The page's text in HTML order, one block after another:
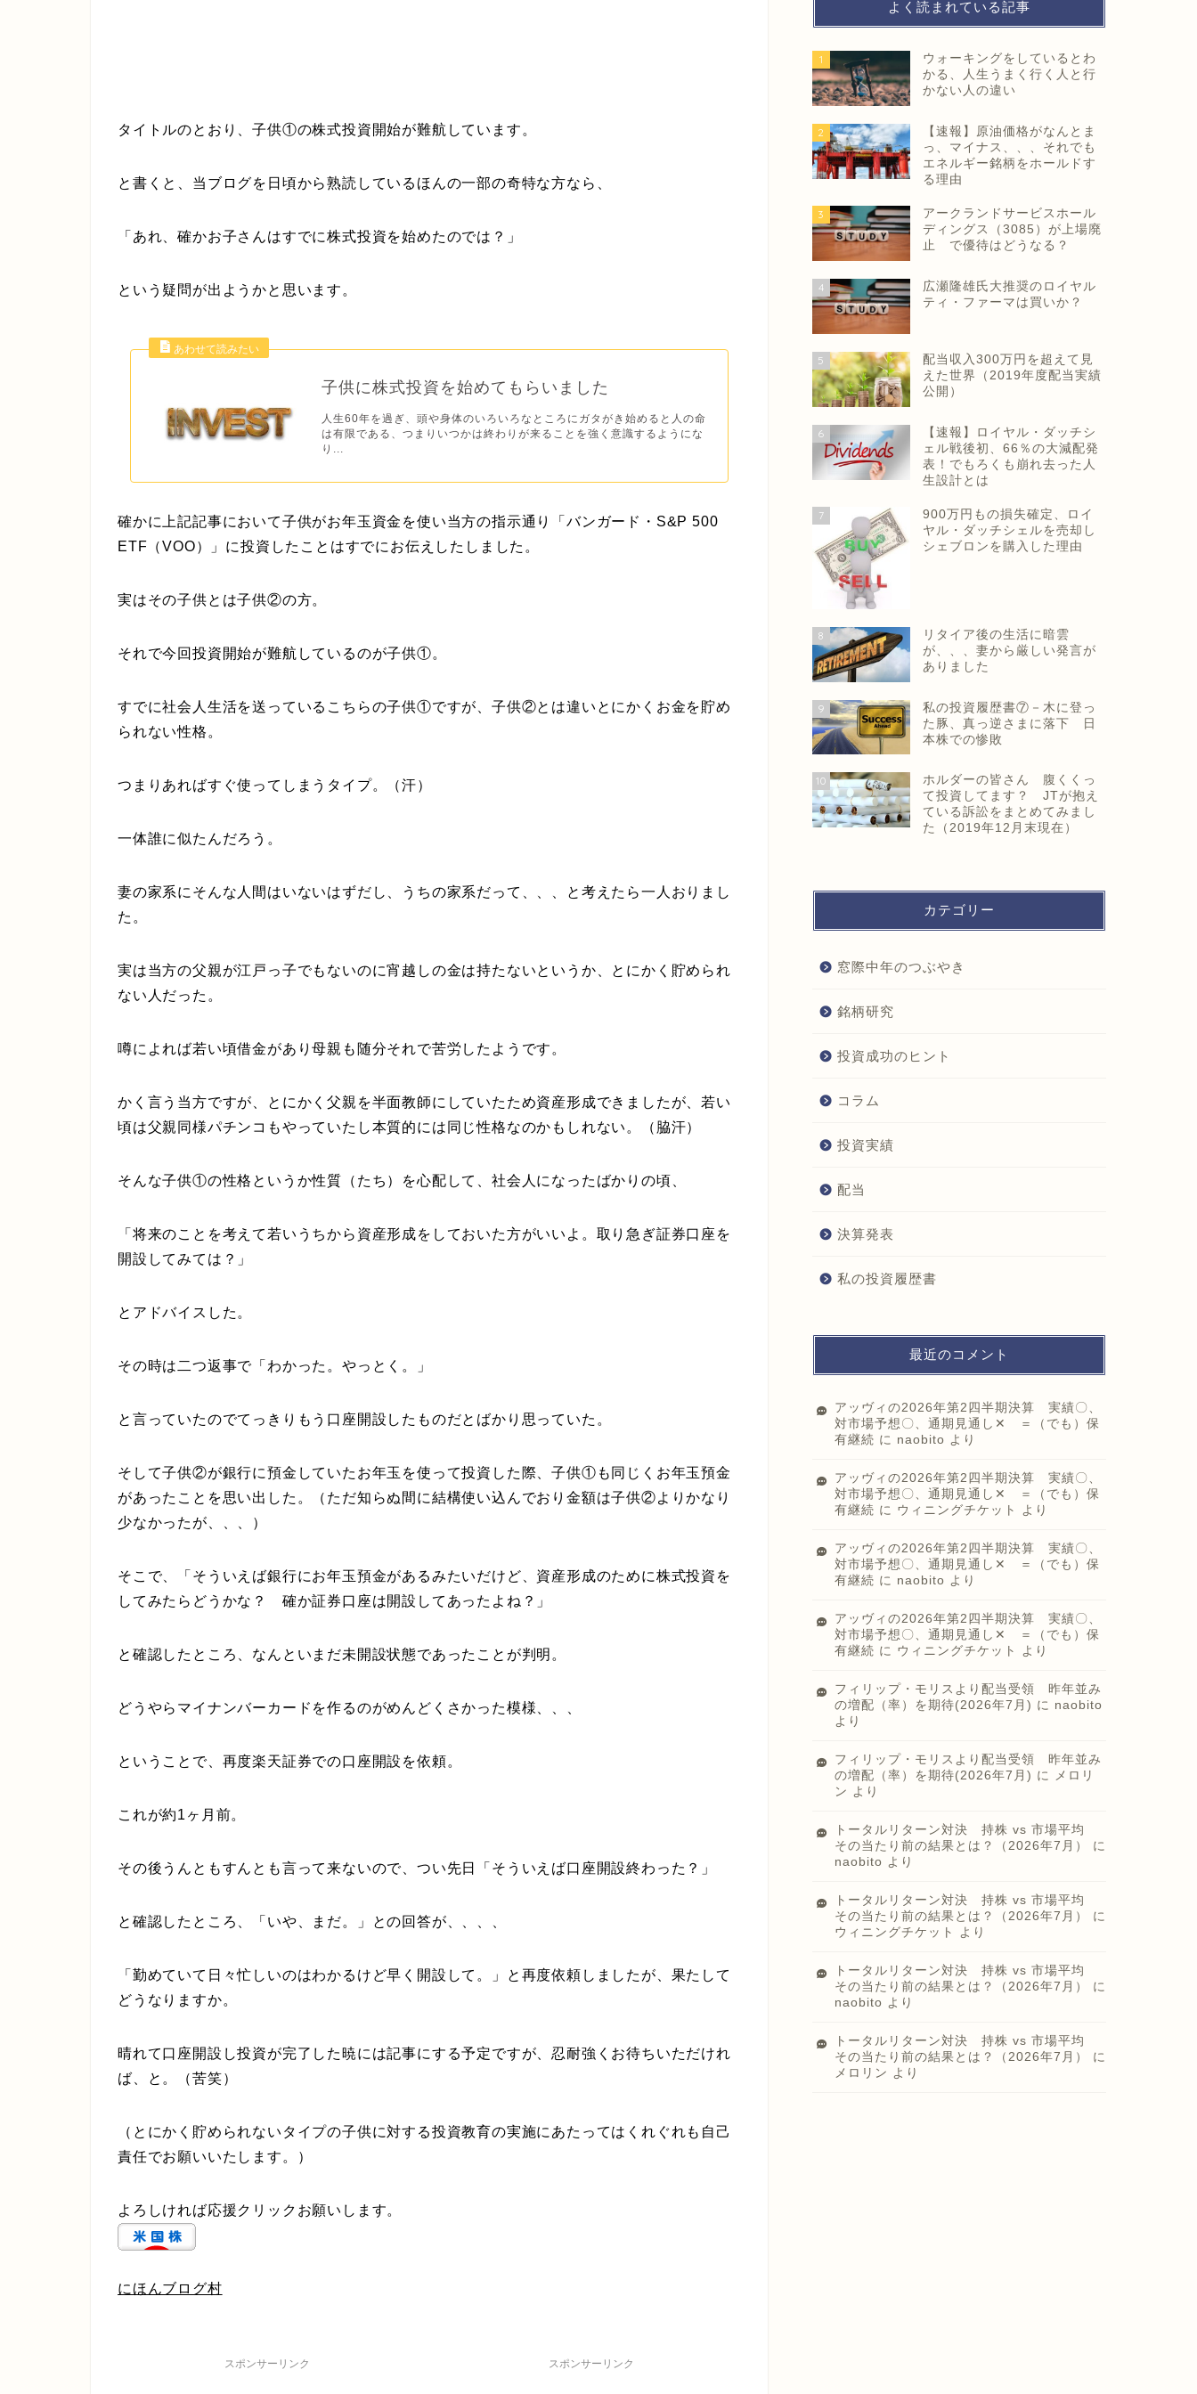
タイトルのとおり、子供①の株式投資開始が難航しています。
と書くと、当ブログを日頃から熟読しているほんの一部の奇特な方なら、
「あれ、確かお子さんはすでに株式投資を始めたのでは？」
という疑問が出ようかと思います。
子供に株式投資を始めてもらいました
人生60年を過ぎ、頭や身体のいろいろなところにガタがき始めると人の命
は有限である、つまりいつかは終わりが来ることを強く意識するようにな
り...
確かに上記記事において子供がお年玉資金を使い当方の指示通り「バンガード・S&P 500
ETF（VOO）」に投資したことはすでにお伝えしたしました。
実はその子供とは子供②の方。
それで今回投資開始が難航しているのが子供①。
すでに社会人生活を送っているこちらの子供①ですが、子供②とは違いとにかくお金を貯め
られない性格。
つまりあればすぐ使ってしまうタイプ。（汗）
一体誰に似たんだろう。
妻の家系にそんな人間はいないはずだし、うちの家系だって、、、と考えたら一人おりまし
た。
実は当方の父親が江戸っ子でもないのに宵越しの金は持たないというか、とにかく貯められ
ない人だった。
噂によれば若い頃借金があり母親も随分それで苦労したようです。
かく言う当方ですが、とにかく父親を半面教師にしていたため資産形成できましたが、若い
頃は父親同様パチンコもやっていたし本質的には同じ性格なのかもしれない。（脇汗）
そんな子供①の性格というか性質（たち）を心配して、社会人になったばかりの頃、
「将来のことを考えて若いうちから資産形成をしておいた方がいいよ。取り急ぎ証券口座を
開設してみては？」
とアドバイスした。
その時は二つ返事で「わかった。やっとく。」
と言っていたのでてっきりもう口座開設したものだとばかり思っていた。
そして子供②が銀行に預金していたお年玉を使って投資した際、子供①も同じくお年玉預金
があったことを思い出した。（ただ知らぬ間に結構使い込んでおり金額は子供②よりかなり
少なかったが、、、）
そこで、「そういえば銀行にお年玉預金があるみたいだけど、資産形成のために株式投資を
してみたらどうかな？ 確か証券口座は開設してあったよね？」
と確認したところ、なんといまだ未開設状態であったことが判明。
どうやらマイナンバーカードを作るのがめんどくさかった模様、、、
ということで、再度楽天証券での口座開設を依頼。
これが約1ヶ月前。
その後うんともすんとも言って来ないので、つい先日「そういえば口座開設終わった？」
と確認したところ、「いや、まだ。」との回答が、、、、
「勤めていて日々忙しいのはわかるけど早く開設して。」と再度依頼しましたが、果たして
どうなりますか。
晴れて口座開設し投資が完了した暁には記事にする予定ですが、忍耐強くお待ちいただけれ
ば、と。（苦笑）
（とにかく貯められないタイプの子供に対する投資教育の実施にあたってはくれぐれも自己
責任でお願いいたします。）
よろしければ応援クリックお願いします。
にほんブログ村
スポンサーリンク スポンサーリンク
よく読まれている記事
1
ウォーキングをしているとわ
かる、人生うまく行く人と行
かない人の違い
2
【速報】原油価格がなんとま
っ、マイナス、、、それでも
エネルギー銘柄をホールドす
る理由
3
アークランドサービスホール
ディングス（3085）が上場廃
止 で優待はどうなる？
4
広瀬隆雄氏大推奨のロイヤル
ティ・ファーマは買いか？
5
配当収入300万円を超えて見
えた世界（2019年度配当実績
公開）
6
【速報】ロイヤル・ダッチシ
ェル戦後初、66％の大減配発
表！でもろくも崩れ去った人
生設計とは
7
900万円もの損失確定、ロイ
ヤル・ダッチシェルを売却し
シェブロンを購入した理由
8
リタイア後の生活に暗雲
が、、、妻から厳しい発言が
ありました
9
私の投資履歴書⑦－木に登っ
た豚、真っ逆さまに落下 日
本株での惨敗
10
ホルダーの皆さん 腹くくっ
て投資してます？ JTが抱え
ている訴訟をまとめてみまし
た（2019年12月末現在）
カテゴリー
窓際中年のつぶやき
銘柄研究
投資成功のヒント
コラム
投資実績
配当
決算発表
私の投資履歴書
最近のコメント
アッヴィの2026年第2四半期決算 実績〇、
対市場予想〇、通期見通し✕ ＝（でも）保
有継続 に naobito より
アッヴィの2026年第2四半期決算 実績〇、
対市場予想〇、通期見通し✕ ＝（でも）保
有継続 に ウィニングチケット より
アッヴィの2026年第2四半期決算 実績〇、
対市場予想〇、通期見通し✕ ＝（でも）保
有継続 に naobito より
アッヴィの2026年第2四半期決算 実績〇、
対市場予想〇、通期見通し✕ ＝（でも）保
有継続 に ウィニングチケット より
フィリップ・モリスより配当受領 昨年並み
の増配（率）を期待(2026年7月) に naobito
より
フィリップ・モリスより配当受領 昨年並み
の増配（率）を期待(2026年7月) に メロリ
ン より
トータルリターン対決 持株 vs 市場平均
その当たり前の結果とは？（2026年7月）
に
naobito より
トータルリターン対決 持株 vs 市場平均
その当たり前の結果とは？（2026年7月）
に
ウィニングチケット
より
トータルリターン対決 持株 vs 市場平均
その当たり前の結果とは？（2026年7月）
に
naobito より
トータルリターン対決 持株 vs 市場平均
その当たり前の結果とは？（2026年7月）
に
メロリン より